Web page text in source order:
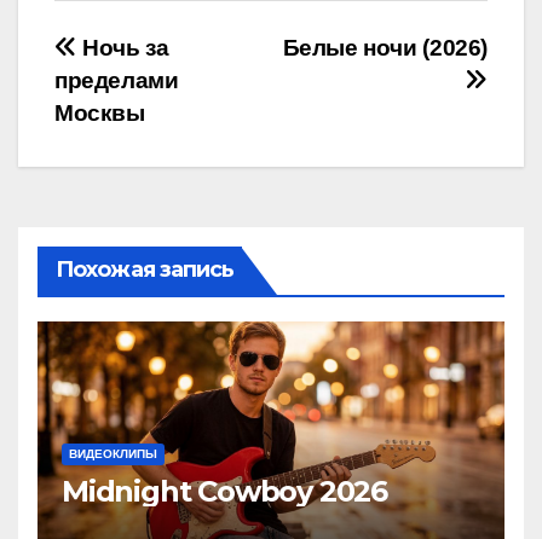
Навигация
по
записям
Белые ночи (2026)
Ночь за
пределами
Москвы
Похожая запись
ВИДЕОКЛИПЫ
Midnight Cowboy 2026